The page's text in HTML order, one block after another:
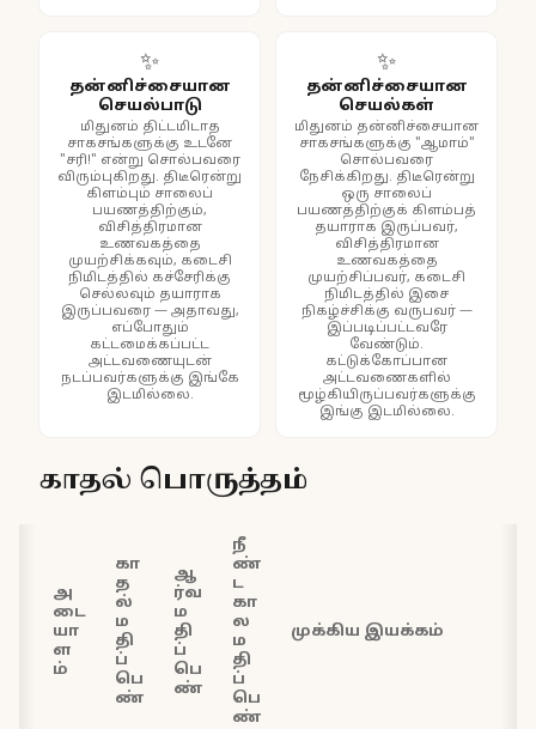
✨
தன்னிச்சையான
செயல்பாடு
மிதுனம் திட்டமிடாத
சாகசங்களுக்கு உடனே
"சரி!" என்று சொல்பவரை
விரும்புகிறது. திடீரென்று
கிளம்பும் சாலைப்
பயணத்திற்கும்,
விசித்திரமான
உணவகத்தை
முயற்சிக்கவும், கடைசி
நிமிடத்தில் கச்சேரிக்கு
செல்லவும் தயாராக
இருப்பவரை — அதாவது,
எப்போதும்
கட்டமைக்கப்பட்ட
அட்டவணையுடன்
நடப்பவர்களுக்கு இங்கே
இடமில்லை.
✨
தன்னிச்சையான
செயல்கள்
மிதுனம் தன்னிச்சையான
சாகசங்களுக்கு "ஆமாம்"
சொல்பவரை
நேசிக்கிறது. திடீரென்று
ஒரு சாலைப்
பயணத்திற்குக் கிளம்பத்
தயாராக இருப்பவர்,
விசித்திரமான
உணவகத்தை
முயற்சிப்பவர், கடைசி
நிமிடத்தில் இசை
நிகழ்ச்சிக்கு வருபவர் —
இப்படிப்பட்டவரே
வேண்டும்.
கட்டுக்கோப்பான
அட்டவணைகளில்
மூழ்கியிருப்பவர்களுக்கு
இங்கு இடமில்லை.
காதல் பொருத்தம்
அ
டை
யா
ள
ம்
கா
த
ல்
ம
தி
ப்
பெ
ண்
ஆ
ர்வ
ம
தி
ப்
பெ
ண்
நீ
ண்
ட
கா
ல
ம
தி
ப்
பெ
ண்
முக்கிய இயக்கம்